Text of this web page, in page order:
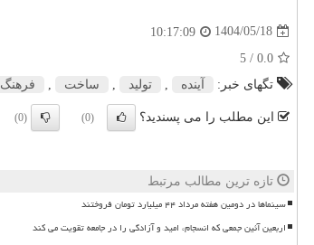
1404/05/18
10:17:09
0.0
/ 5
تگهای خبر:
آینده تولید ساخت فرهنگ
این مطلب را می پسندید؟ (0)
(0)
تازه ترین مطالب مرتبط
سینماها در دومین هفته مرداد ۴۴ میلیارد تومان فروختند
اربعین آئین جمعی که انسجام، امید و آزادگی را در جامعه تقویت می کند